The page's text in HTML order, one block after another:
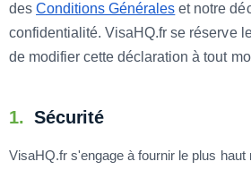
desConditions Générales et notre
confidentialité. VisaHQ.fr se réserve
de modifier cette déclaration à tout
1. Sécurité
VisaHQ.fr s'engage à fournir le plus haut